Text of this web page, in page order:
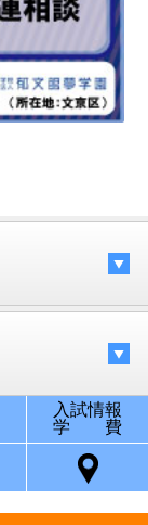
入試情報
学 費